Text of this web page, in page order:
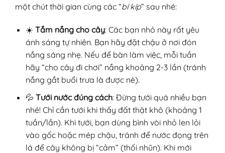
một chút thời gian cùng các “bí kíp” sau nhé:
☀️ Tắm nắng cho cây: Các bạn nhỏ này rất yêu
ánh sáng tự nhiên. Bạn hãy đặt chậu ở nơi đón
nắng sáng nhẹ. Nếu để bàn làm việc, mỗi tuần
hãy “cho cây đi chơi” nắng khoảng 2-3 lần (tránh
nắng gắt buổi trưa là được nè).
💦 Tưới nước đúng cách: Đừng tưới quá nhiều bạn
nhé! Chỉ cần tưới khi thấy đất thật khô (khoảng 1
tuần/lần). Khi tưới, bạn dùng bình vòi nhỏ len lỏi
vào gốc hoặc mép chậu, tránh để nước đọng trên
lá để cây không bị “cảm” (thối nhũn). Khi mới